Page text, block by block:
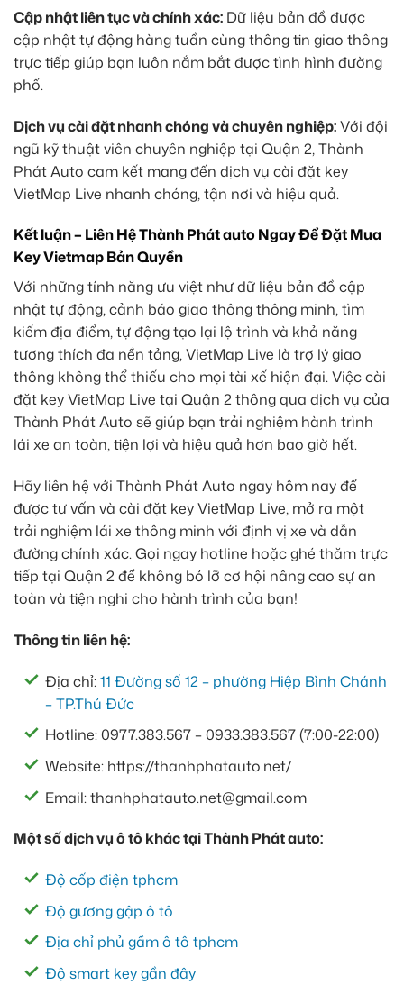
Cập nhật liên tục và chính xác: Dữ liệu bản đồ được
cập nhật tự động hàng tuần cùng thông tin giao thông
trực tiếp giúp bạn luôn nắm bắt được tình hình đường
phố.
Dịch vụ cài đặt nhanh chóng và chuyên nghiệp:Với đội
ngũ kỹ thuật viên chuyên nghiệp tại Quận 2, Thành
Phát Auto cam kết mang đến dịch vụ cài đặt key
VietMap Live nhanh chóng, tận nơi và hiệu quả.
Kết luận – Liên Hệ Thành Phát auto Ngay Để Đặt Mua
Key Vietmap Bản Quyền
Với những tính năng ưu việt như dữ liệu bản đồ cập
nhật tự động, cảnh báo giao thông thông minh, tìm
kiếm địa điểm, tự động tạo lại lộ trình và khả năng
tương thích đa nền tảng, VietMap Live là trợ lý giao
thông không thể thiếu cho mọi tài xế hiện đại. Việc cài
đặt key VietMap Live tại Quận 2 thông qua dịch vụ của
Thành Phát Auto sẽ giúp bạn trải nghiệm hành trình
lái xe an toàn, tiện lợi và hiệu quả hơn bao giờ hết.
Hãy liên hệ với Thành Phát Auto ngay hôm nay để
được tư vấn và cài đặt key VietMap Live, mở ra một
trải nghiệm lái xe thông minh với định vị xe và dẫn
đường chính xác. Gọi ngay hotline hoặc ghé thăm trực
tiếp tại Quận 2 để không bỏ lỡ cơ hội nâng cao sự an
toàn và tiện nghi cho hành trình của bạn!
Thông tin liên hệ:
Địa chỉ:11 Đường số 12 – phường Hiệp Bình Chánh
– TP.Thủ Đức
Hotline: 0977.383.567 – 0933.383.567 (7:00-22:00)
Website: https://thanhphatauto.net/
Email: thanhphatauto.net@gmail.com
Một số dịch vụ ô tô khác tại Thành Phát auto:
Độ cốp điện tphcm
Độ gương gập ô tô
Địa chỉ phủ gầm ô tô tphcm
Độ smart key gần đây